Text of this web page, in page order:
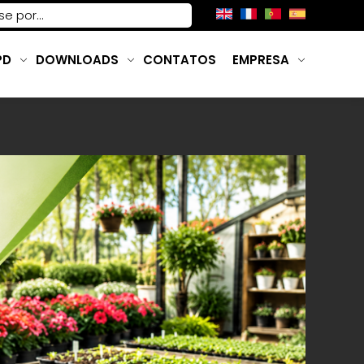
DOWNLOADS CONTATOS EMPRESA